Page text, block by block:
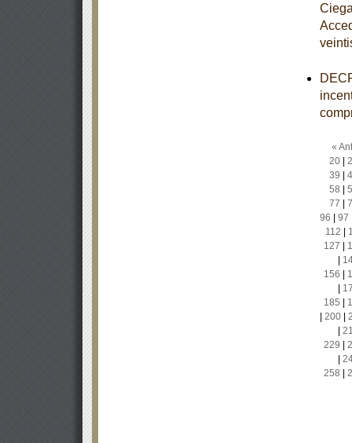
«
20|
39
58
77
96
97
112
127
156
185
200|
229
258